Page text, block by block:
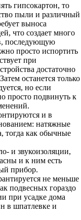
гипсокартон, то
пыли и различный
выноса
что создает много
последующую
просто испортить
при
достаточно
останется только
но если
просто подвинуть к
и в
натяжные
тогда как обычные
и звукоизоляции,
и к ним есть
прибор.
не меньше
подвесных гораздо
при усадке дома
в шпатлевке и